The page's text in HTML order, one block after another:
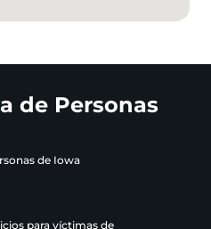
de Personas
de Iowa
para víctimas de